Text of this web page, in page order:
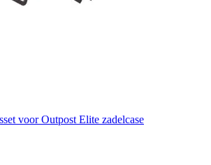
voor Outpost Elite zadelcase